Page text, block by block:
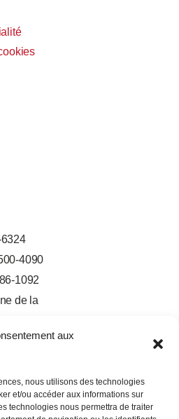
aux
nous utilisons des technologies
et/ou accéder aux informations sur
technologies nous permettra de traiter
4090
1092
de la
York